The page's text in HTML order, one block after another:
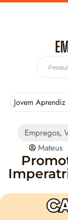
Jovem Aprendiz
Empregos,
Mateus